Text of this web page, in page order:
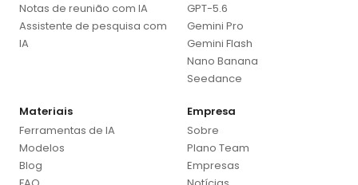
Notas de reunião com IA
Assistente de pesquisa com
IA
GPT-5.6
Gemini Pro
Gemini Flash
Nano Banana
Seedance
Materiais
Ferramentas de IA
Modelos
Blog
Empresa
Sobre
Plano Team
Empresas